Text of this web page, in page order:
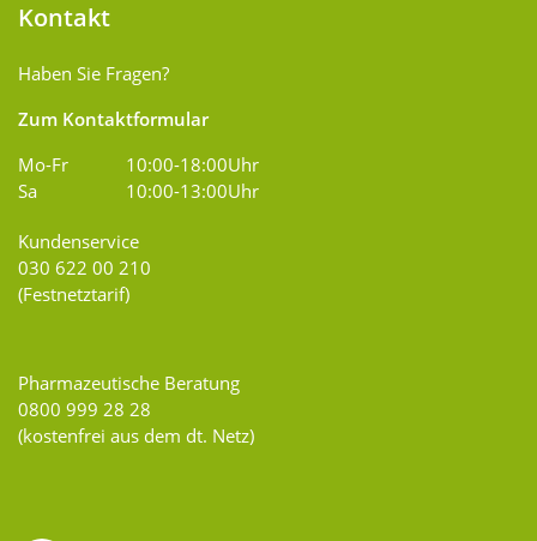
Kontakt
Haben Sie Fragen?
Zum Kontaktformular
Mo-Fr
10:00-18:00Uhr
Sa
10:00-13:00Uhr
Kundenservice
030 622 00 210
(Festnetztarif)
Pharmazeutische Beratung
0800 999 28 28
(kostenfrei aus dem dt. Netz)